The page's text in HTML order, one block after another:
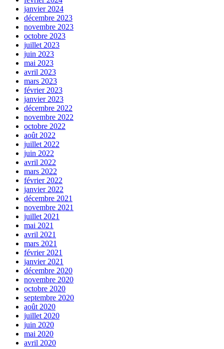
janvier 2024
décembre 2023
novembre 2023
octobre 2023
juillet 2023
juin 2023
mai 2023
avril 2023
mars 2023
février 2023
janvier 2023
décembre 2022
novembre 2022
octobre 2022
août 2022
juillet 2022
juin 2022
avril 2022
mars 2022
février 2022
janvier 2022
décembre 2021
novembre 2021
juillet 2021
mai 2021
avril 2021
mars 2021
février 2021
janvier 2021
décembre 2020
novembre 2020
octobre 2020
septembre 2020
août 2020
juillet 2020
juin 2020
mai 2020
avril 2020